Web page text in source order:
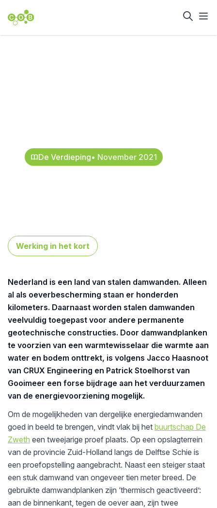
De Verdieping• November 2021
Werking in het kort
Nederland is een land van stalen damwanden. Alleen
al als oeverbescherming staan er honderden
kilometers. Daarnaast worden stalen damwanden
veelvuldig toegepast voor andere permanente
geotechnische constructies. Door damwandplanken
te voorzien van een warmtewisselaar die warmte aan
water en bodem onttrekt, is volgens Jacco Haasnoot
van CRUX Engineering en Patrick Stoelhorst van
Gooimeer een forse bijdrage aan het verduurzamen
van de energievoorziening mogelijk.
Om de mogelijkheden van dergelijke energiedamwanden
goed in beeld te brengen, vindt vlak bij het buurtschap De
Zweth een tweejarige proef plaats. Op een opslagterrein
van de provincie Zuid-Holland langs de Delftse Schie is
een proefopstelling aangebracht. Naast een steiger staat
een stuk damwand van ongeveer tien meter breed. De
gebruikte damwandplanken zijn ‘thermisch geactiveerd’:
aan de binnenkant, tegen de oever aan, zijn twee